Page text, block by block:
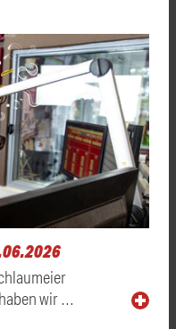
wir …